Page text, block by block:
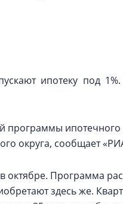
ипотеку под
программы
округа, сообщает
октябре. Программа
здесь же.